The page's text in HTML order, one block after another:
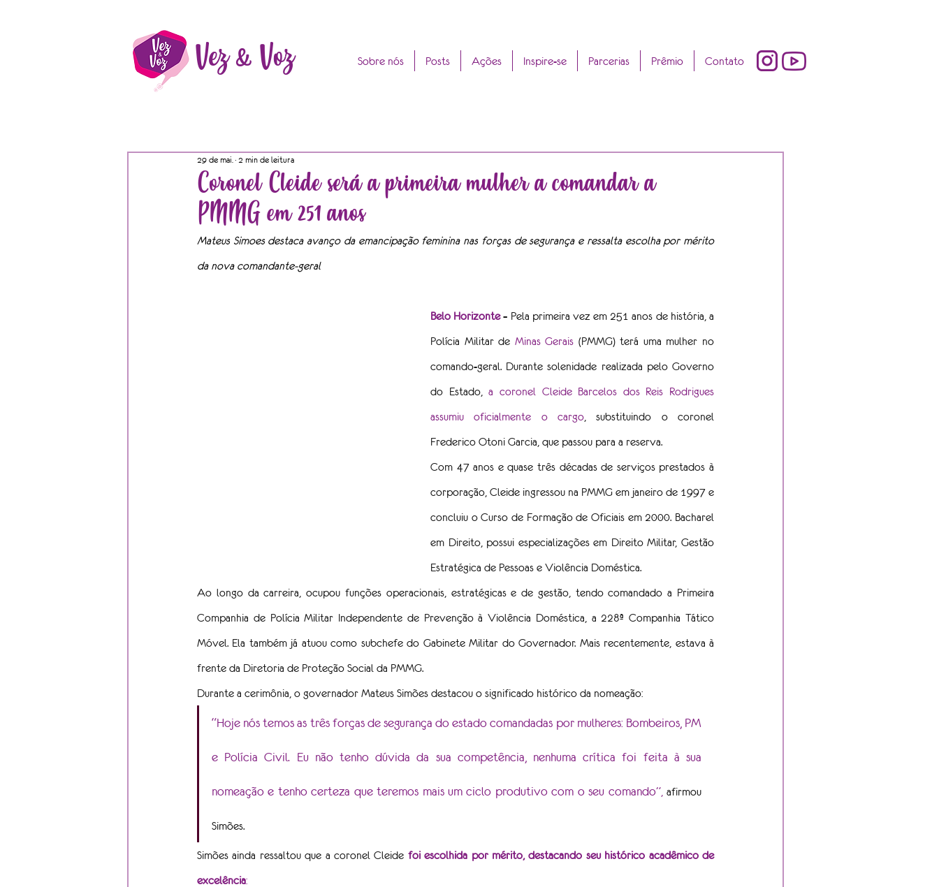
Vez & Voz Sobre nós Posts Ações Inspire-se Parcerias Prêmio Contato
Coronel Cleide será a primeira mulher a comandar a
PMMG em 251 anos
29 de mai. 2 min de leitura
Mateus Simoes destaca avanço da emancipação feminina nas forças de segurança e ressalta escolha por mérito
da nova comandante-geral
Belo Horizonte – Pela primeira vez em 251 anos de história, a
Polícia Militar de Minas Gerais (PMMG) terá uma mulher no
comando-geral. Durante solenidade realizada pelo Governo
do Estado, a coronel Cleide Barcelos dos Reis Rodrigues
assumiu oficialmente o cargo , substituindo o coronel
Frederico Otoni Garcia, que passou para a reserva.
Com 47 anos e quase três décadas de serviços prestados à
corporação, Cleide ingressou na PMMG em janeiro de 1997 e
concluiu o Curso de Formação de Oficiais em 2000. Bacharel
em Direito, possui especializações em Direito Militar, Gestão
Estratégica de Pessoas e Violência Doméstica.
Ao longo da carreira, ocupou funções operacionais, estratégicas e de gestão, tendo comandado a Primeira
Companhia de Polícia Militar Independente de Prevenção à Violência Doméstica, a 228ª Companhia Tático
Móvel. Ela também já atuou como subchefe do Gabinete Militar do Governador. Mais recentemente, estava à
frente da Diretoria de Proteção Social da PMMG.
Durante a cerimônia, o governador Mateus Simões destacou o significado histórico da nomeação:
“Hoje nós temos as três forças de segurança do estado comandadas por mulheres: Bombeiros, PM
e Polícia Civil. Eu não tenho dúvida da sua competência, nenhuma crítica foi feita à sua
nomeação e tenho certeza que teremos mais um ciclo produtivo com o seu comando”, afirmou
Simões.
Simões ainda ressaltou que a coronel Cleide foi escolhida por mérito, destacando seu histórico acadêmico de
excelência: